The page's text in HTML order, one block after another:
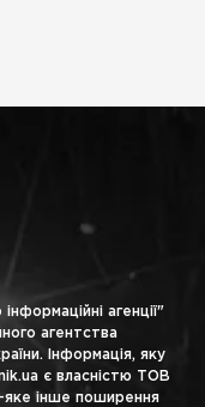
агенції"
агентства
Інформація, яку
є власністю ТОВ
яке інше поширення